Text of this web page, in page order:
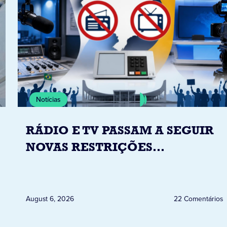
Notícias
RÁDIO E TV PASSAM A SEGUIR
NOVAS RESTRIÇÕES
August 6, 2026 22 Comentários